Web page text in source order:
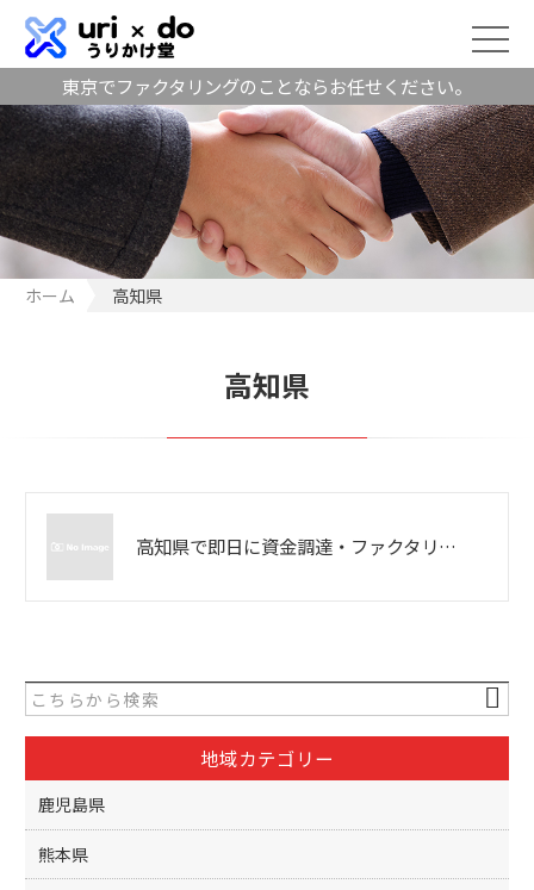
東京でファクタリングのことならお任せください。
ホーム 高知県
高知県
高知県で即日に資金調達・ファクタリ…
地域カテゴリー
鹿児島県
熊本県